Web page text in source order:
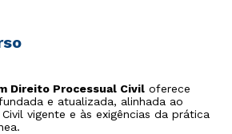
Direito Processual Civil oferece
e atualizada, alinhada ao
vigente e às exigências da prática